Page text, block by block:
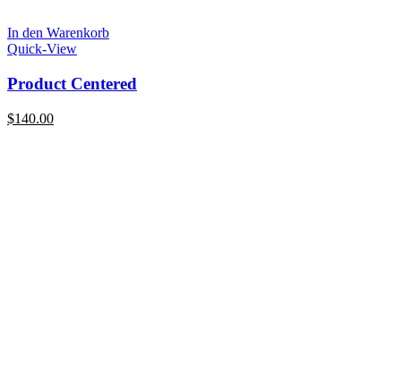
In den Warenkorb
Quick-View
Product Centered
$140.00